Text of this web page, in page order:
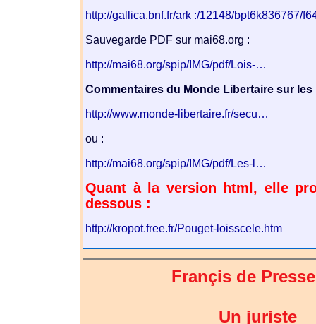
http://gallica.bnf.fr/ark :/12148/bpt6k836767/
Sauvegarde PDF sur mai68.org :
http://mai68.org/spip/IMG/pdf/Lois-…
Commentaires du Monde Libertaire sur
http://www.monde-libertaire.fr/secu…
ou :
http://mai68.org/spip/IMG/pdf/Les-l…
Quant à la version html, elle
dessous :
http://kropot.free.fr/Pouget-loisscele.htm
Françis de
Un juriste